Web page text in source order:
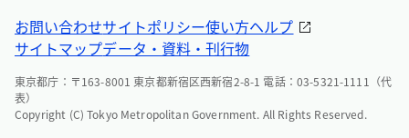
お問い合わせサイトポリシー使い方ヘルプ
サイトマップデータ・資料・刊行物
東京都庁：〒163-8001 東京都新宿区西新宿2-8-1 電話：03-5321-1111（代
表）
Copyright (C) Tokyo Metropolitan Government. All Rights Reserved.